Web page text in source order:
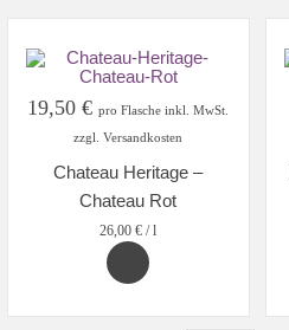
19,50€ pro Flasche inkl. MwSt.
zzgl. Versandkosten
Chateau Heritage –
Chateau Rot
26,00€ /l